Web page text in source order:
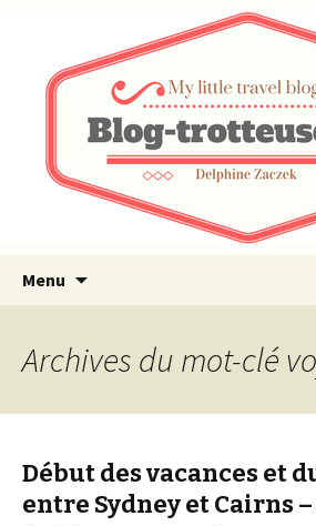
Blog-
My little travel blog …
Menu
Archives du mot-clé
Début des vacances et
entre Sydney et Cairns